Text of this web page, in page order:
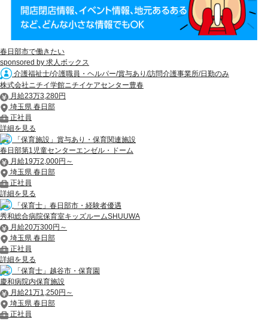
春日部市で働きたい
sponsored by 求人ボックス
介護福祉士/介護職員・ヘルパー/賞与あり/訪問介護事業所/日勤のみ
株式会社ニチイ学館ニチイケアセンター豊春
月給23万3,280円
埼玉県 春日部
正社員
詳細を見る
「保育施設」賞与あり・保育関連施設
春日部第1児童センターエンゼル・ドーム
月給19万2,000円～
埼玉県 春日部
正社員
詳細を見る
「保育士」春日部市・経験者優遇
秀和総合病院保育室キッズルームSHUUWA
月給20万300円～
埼玉県 春日部
正社員
詳細を見る
「保育士」越谷市・保育園
慶和病院内保育施設
月給21万1,250円～
埼玉県 春日部
正社員